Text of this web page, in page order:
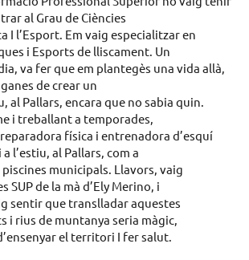
al Grau de Ciències
I l’Esport. Em vaig especialitzar en
i Esports de lliscament. Un
va fer que em plantegès una vida allà,
de crear un
al Pallars, encara que no sabia quin.
i treballant a temporades,
física i entrenadora d’esquí
l’estiu, al Pallars, com a
municipals. Llavors, vaig
SUP de la mà d’Ely Merino, i
sentir que translladar aquestes
i rius de muntanya seria màgic,
el territori I fer salut.